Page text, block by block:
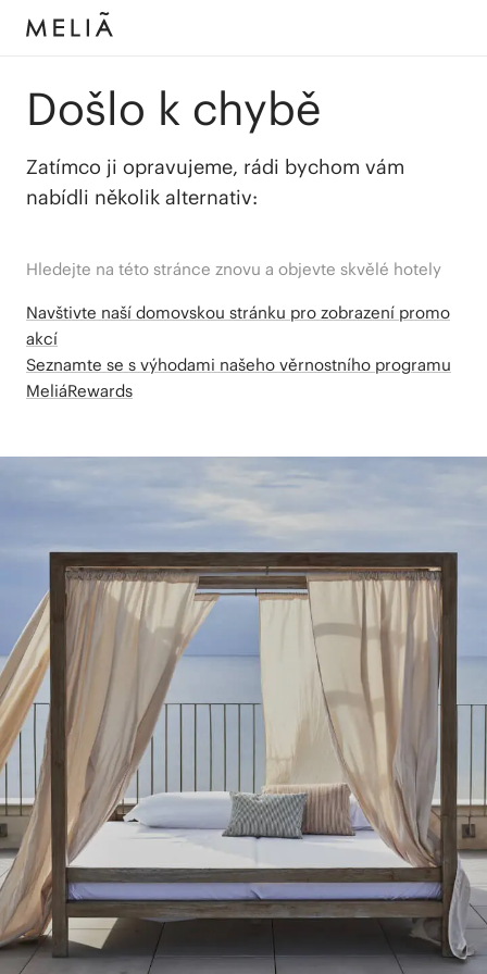
Došlo k chybě
Zatímco ji opravujeme, rádi bychom vám
nabídli několik alternativ:
Hledejte na této stránce znovu a objevte skvělé hotely
Navštivte naší domovskou stránku pro zobrazení promo
akcí
Seznamte se s výhodami našeho věrnostního programu
MeliáRewards